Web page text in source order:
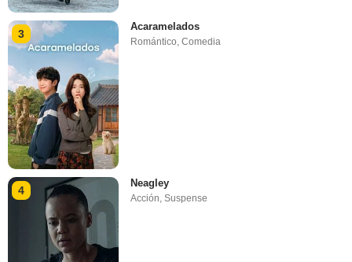
3
Acaramelados
Romántico,Comedia
4
Neagley
Acción ,Suspense